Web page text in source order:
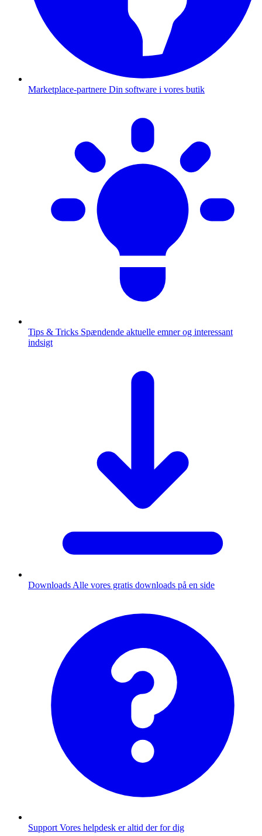
Marketplace-partnere Din software i vores butik
Tips & Tricks Spændende aktuelle emner og interessant
indsigt
Downloads Alle vores gratis downloads på en side
Support Vores helpdesk er altid der for dig